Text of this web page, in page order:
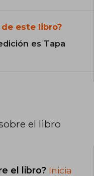
este libro?
es Tapa
el libro
el libro? Inicia